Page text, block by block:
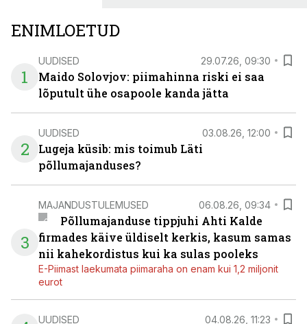
ENIMLOETUD
1
UUDISED 29.07.26, 09:30
Maido Solovjov: piimahinna riski ei saa
lõputult ühe osapoole kanda jätta
2
UUDISED 03.08.26, 12:00
Lugeja küsib: mis toimub Läti
põllumajanduses?
3
MAJANDUSTULEMUSED 06.08.26, 09:34
Põllumajanduse tippjuhi Ahti Kalde
firmades käive üldiselt kerkis, kasum samas
nii kahekordistus kui ka sulas pooleks
E-Piimast laekumata piimaraha on enam kui 1,2 miljonit
eurot
UUDISED 04.08.26, 11:23